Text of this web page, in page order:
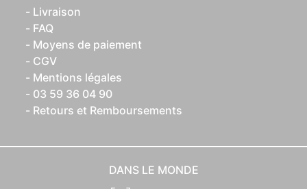
Livraison
FAQ
Moyens de paiement
CGV
Mentions légales
03 59 36 04 90
Retours et Remboursements
DANS LE MONDE